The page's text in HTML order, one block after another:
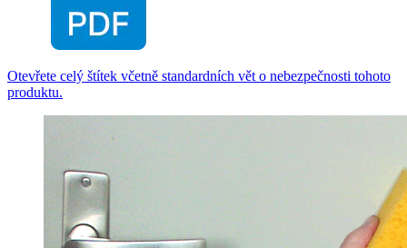
Otevřete celý štítek včetně standardních vět o nebezpečnosti tohoto
produktu.